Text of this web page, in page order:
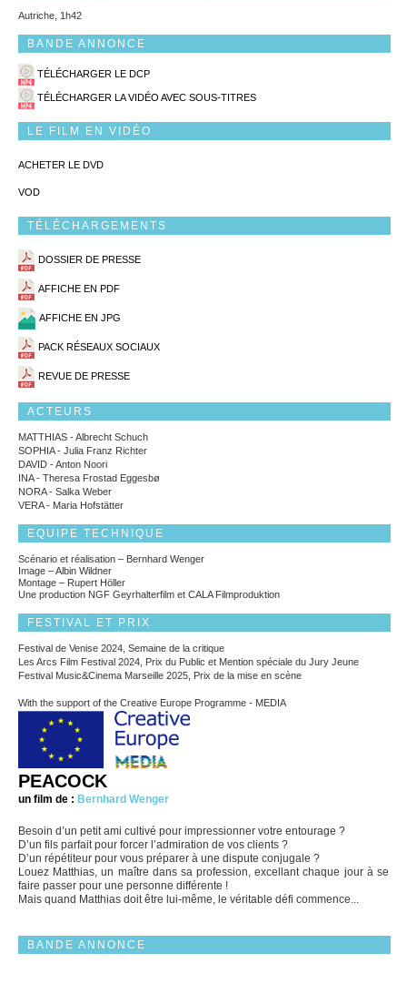
Autriche, 1h42
BANDE ANNONCE
TÉLÉCHARGER LE DCP
TÉLÉCHARGER LA VIDÉO AVEC SOUS-TITRES
LE FILM EN VIDÉO
ACHETER LE DVD
VOD
TÉLÉCHARGEMENTS
DOSSIER DE PRESSE
AFFICHE EN PDF
AFFICHE EN JPG
PACK RÉSEAUX SOCIAUX
REVUE DE PRESSE
ACTEURS
MATTHIAS - Albrecht Schuch
SOPHIA - Julia Franz Richter
DAVID - Anton Noori
INA - Theresa Frostad Eggesbø
NORA - Salka Weber
VERA - Maria Hofstätter
EQUIPE TECHNIQUE
Scénario et réalisation – Bernhard Wenger
Image – Albin Wildner
Montage – Rupert Höller
Une production NGF Geyrhalterfilm et CALA Filmproduktion
FESTIVAL ET PRIX
Festival de Venise 2024, Semaine de la critique
Les Arcs Film Festival 2024, Prix du Public et Mention spéciale du Jury Jeune
Festival Music&Cinema Marseille 2025, Prix de la mise en scène
With the support of the Creative Europe Programme - MEDIA
PEACOCK
un film de : Bernhard Wenger
Besoin d’un petit ami cultivé pour impressionner votre entourage ?
D’un fils parfait pour forcer l’admiration de vos clients ?
D’un répétiteur pour vous préparer à une dispute conjugale ?
Louez Matthias, un maître dans sa profession, excellant chaque jour à se
faire passer pour une personne différente !
Mais quand Matthias doit être lui-même, le véritable défi commence...
BANDE ANNONCE